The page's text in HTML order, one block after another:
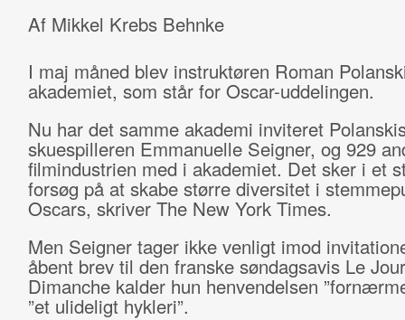
Af Mikkel Krebs Behnke
I maj måned blev instruktøren Roman
akademiet, som står for Oscar-uddelingen.
Nu har det samme akademi inviteret
skuespilleren Emmanuelle Seigner, og 929
filmindustrien med i akademiet. Det sker i et
forsøg på at skabe større diversitet i
Oscars, skriver The New York Times.
Men Seigner tager ikke venligt imod
åbent brev til den franske søndagsavis Le
Dimanche kalder hun henvendelsen
”et ulideligt hykleri”.